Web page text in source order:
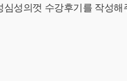
성의껏 수강후기를 작성해